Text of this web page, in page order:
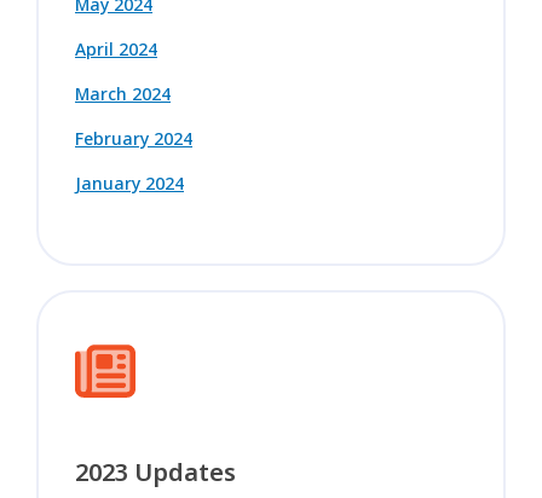
April 2024
March 2024
February 2024
January 2024
2023 Updates